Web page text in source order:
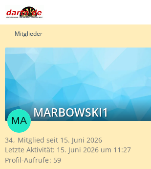
Mitglieder
MARBOWSKI1
34 Mitglied seit 15. Juni 2026
Letzte Aktivität: 15. Juni 2026 um 11:27
Profil-Aufrufe 59